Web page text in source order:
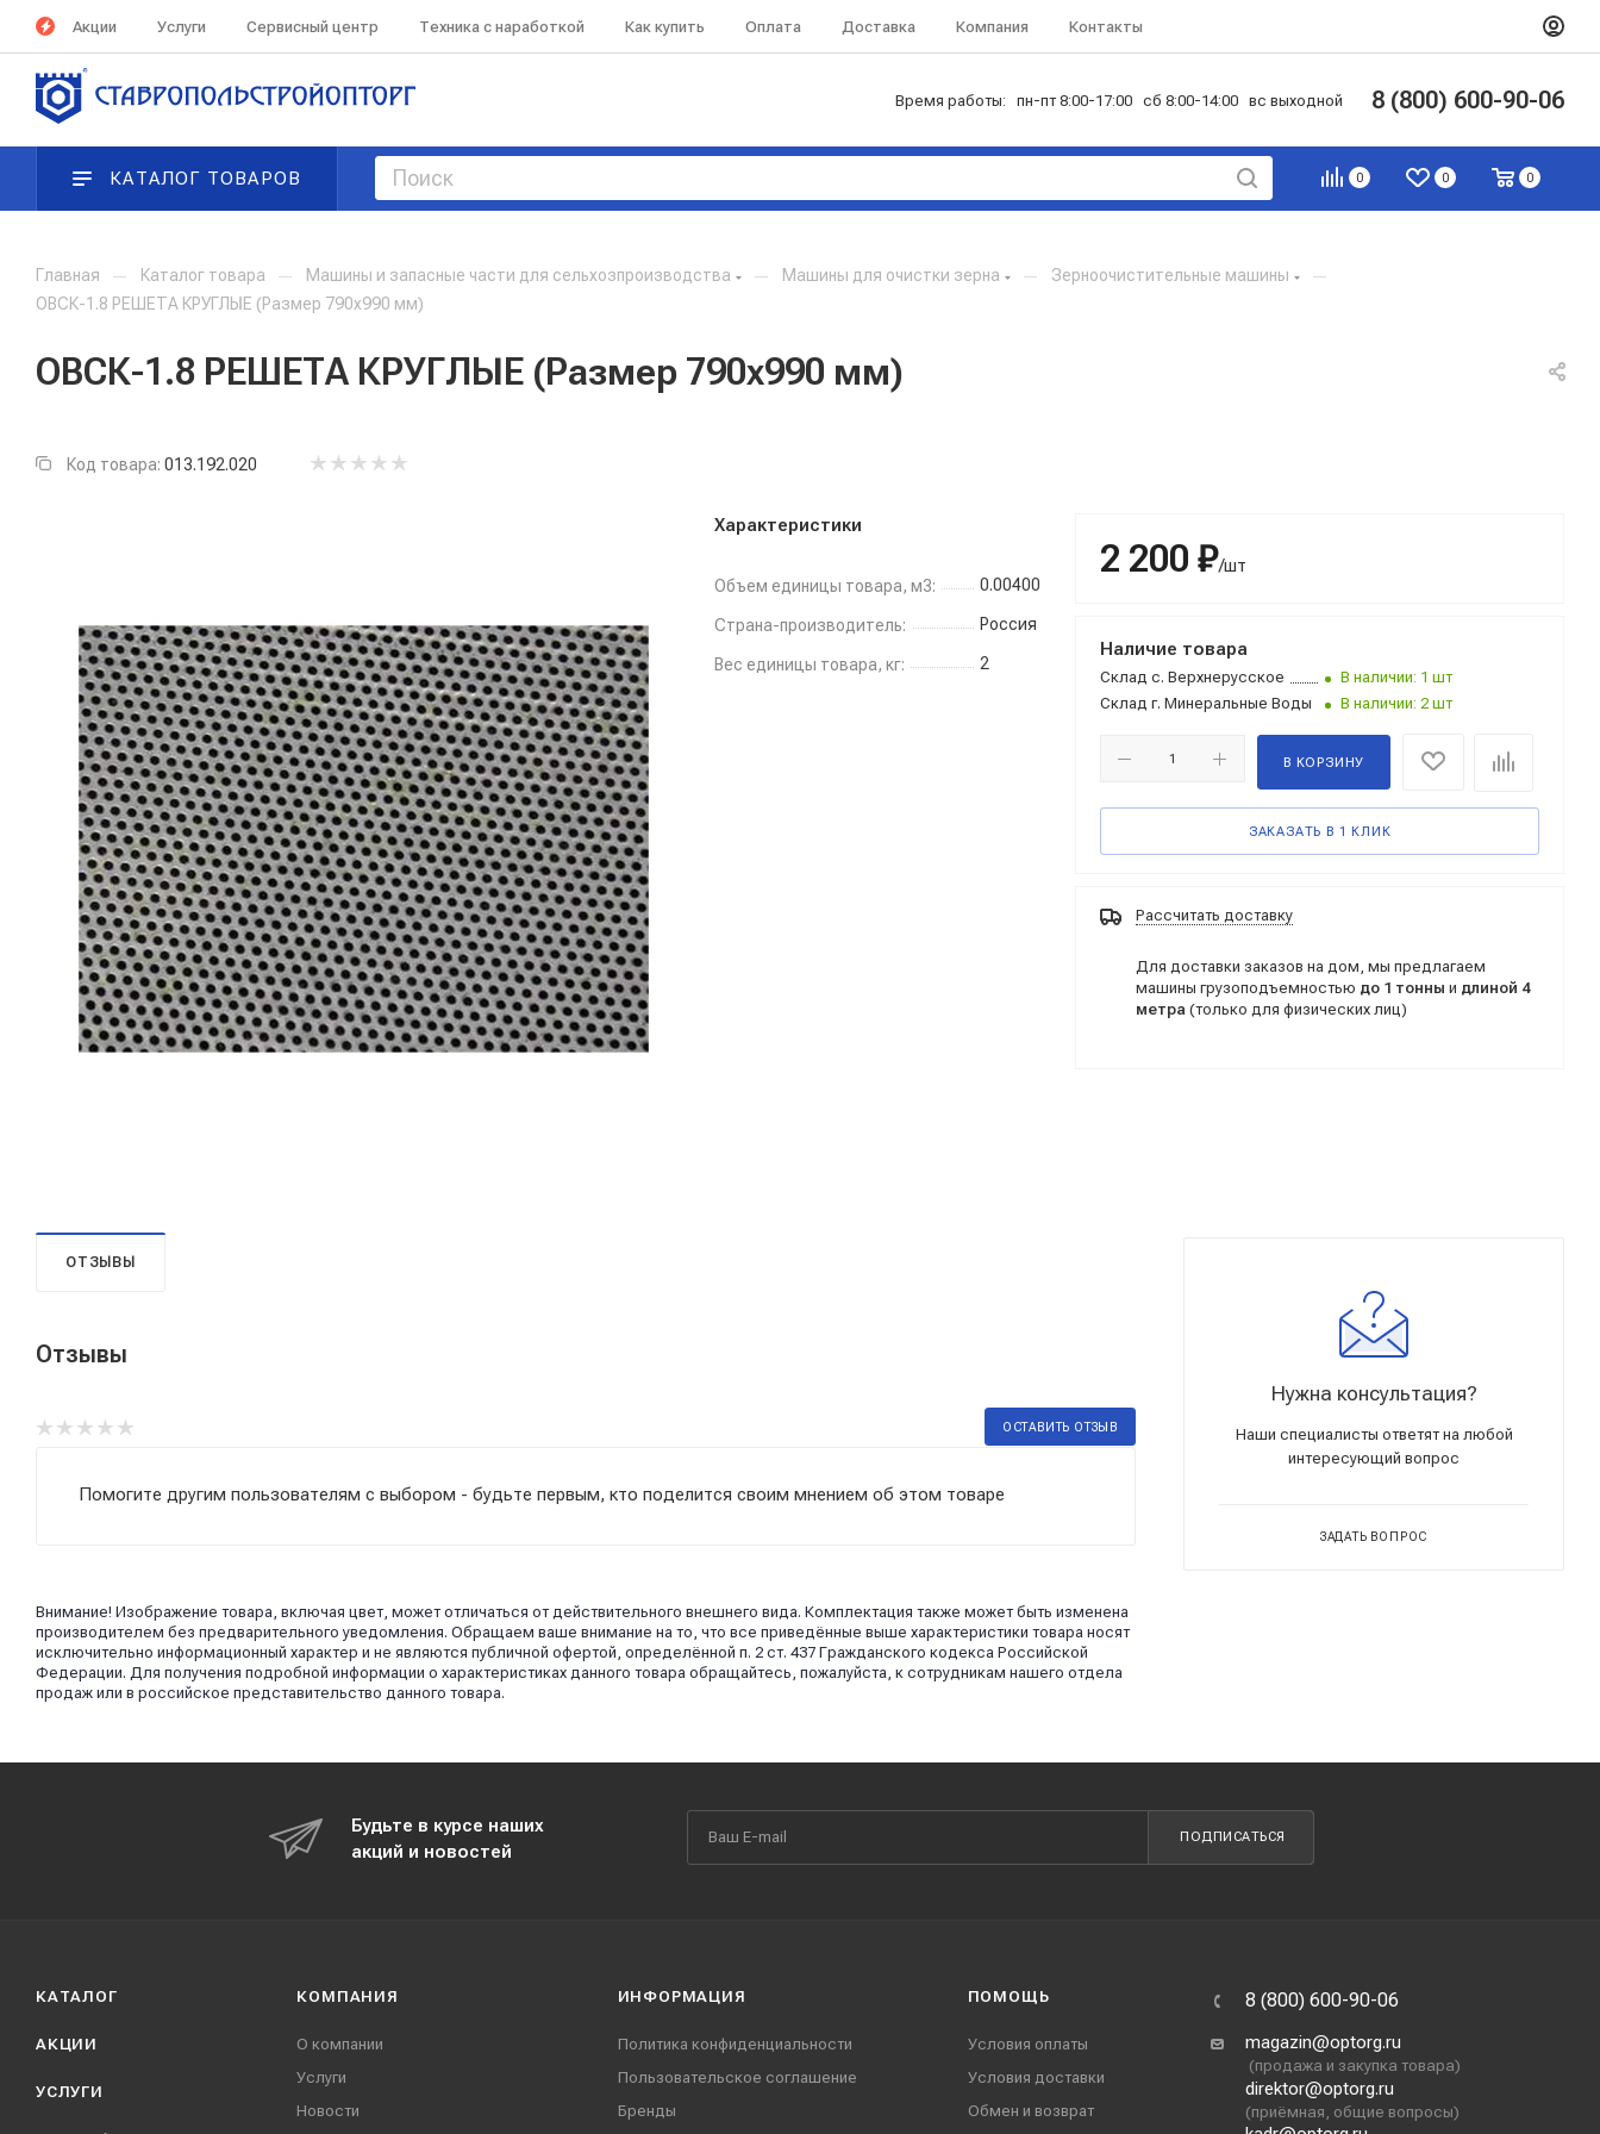
Акции Услуги Сервисный центр Техника с наработкой Как купить Оплата Доставка Компания Контакты
Время работы: пн-пт 8:00-17:00 сб 8:00-14:00 вс выходной 8 (800) 600-90-06
0 0 0
КАТАЛОГ ТОВАРОВ
Главная — Каталог товара — Машины и запасные части для сельхозпроизводства — Машины для очистки зерна — Зерноочистительные машины —
ОВСК-1.8 РЕШЕТА КРУГЛЫЕ (Размер 790х990 мм)
ОВСК-1.8 РЕШЕТА КРУГЛЫЕ (Размер 790х990 мм)
Код товара: 013.192.020
Характеристики
Объем единицы товара, м3: 0.00400
Страна-производитель: Россия
Вес единицы товара, кг: 2
2 200 ₽/шт
Наличие товара
Склад с. Верхнерусское
В наличии: 1 шт
Склад г. Минеральные Воды В наличии: 2 шт
В КОРЗИНУ
ЗАКАЗАТЬ В 1 КЛИК
Рассчитать доставку
Для доставки заказов на дом, мы предлагаем
машины грузоподъемностью до 1 тонны и длиной 4
метра (только для физических лиц)
ОТЗЫВЫ
Отзывы
ОСТАВИТЬ ОТЗЫВ
Помогите другим пользователям с выбором - будьте первым, кто поделится своим мнением об этом товаре
Внимание! Изображение товара, включая цвет, может отличаться от действительного внешнего вида. Комплектация также может быть изменена
производителем без предварительного уведомления. Обращаем ваше внимание на то, что все приведённые выше характеристики товара носят
исключительно информационный характер и не являются публичной офертой, определённой п. 2 ст. 437 Гражданского кодекса Российской
Федерации. Для получения подробной информации о характеристиках данного товара обращайтесь, пожалуйста, к сотрудникам нашего отдела
продаж или в российское представительство данного товара.
Нужна консультация?
Наши специалисты ответят на любой
интересующий вопрос
ЗАДАТЬ ВОПРОС
Будьте в курсе наших
акций и новостей
ПОДПИСАТЬСЯ
КАТАЛОГ
АКЦИИ
УСЛУГИ
КОМПАНИЯ
О компании
Услуги
Новости
ИНФОРМАЦИЯ
Политика конфиденциальности
Пользовательское соглашение
Бренды
ПОМОЩЬ
Условия оплаты
Условия доставки
Обмен и возврат
8 (800) 600-90-06
magazin@optorg.ru
(продажа и закупка товара)
direktor@optorg.ru
(приёмная, общие вопросы)